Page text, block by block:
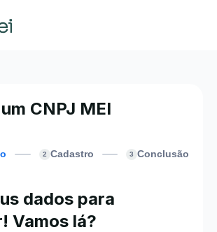
CNPJ MEI
2 Cadastro 3 Conclusão
dados para
Vamos lá?